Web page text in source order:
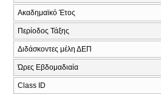
Ακαδημαϊκό Έτος
Περίοδος Τάξης
Διδάσκοντες μέλη ΔΕΠ
Ώρες Εβδομαδιαία
Class ID